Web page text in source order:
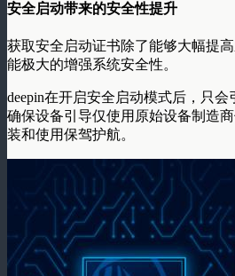
安全启动带来的安全性提升
获取安全启动证书除了能够大幅提
能极大的增强系统安全性。
deepin在开启安全启动模式后，只
确保设备引导仅使用原始设备制造
装和使用保驾护航。